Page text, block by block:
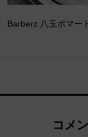
Barberz 八玉ポマ
コメ